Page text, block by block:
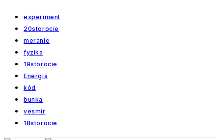
experiment
20storocie
meranie
fyzika
19storocie
Energia
kód
bunka
vesmír
18storocie